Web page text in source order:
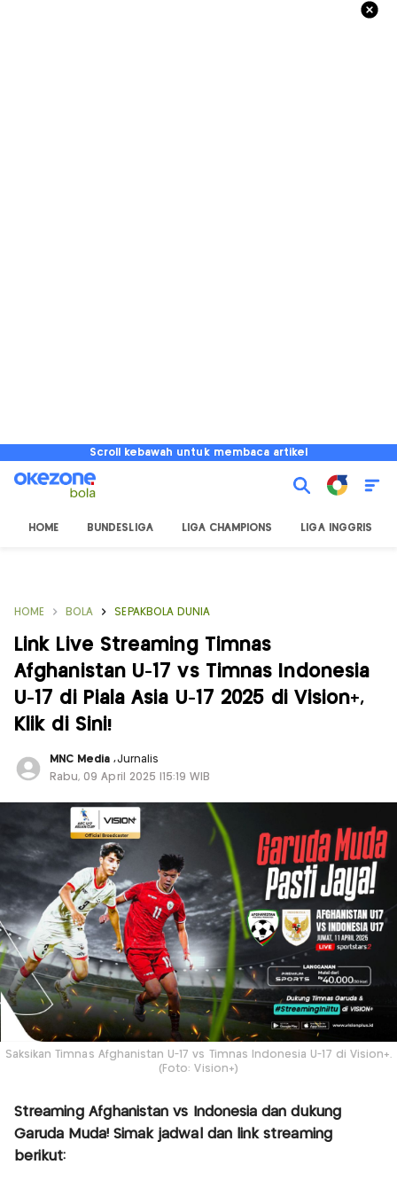
Scroll kebawah untuk membaca artikel
HOME BUNDESLIGA LIGA CHAMPIONS LIGA INGGRIS
HOME BOLA SEPAKBOLA DUNIA
Link Live Streaming Timnas
Afghanistan U-17 vs Timnas Indonesia
U-17 di Piala Asia U-17 2025 di Vision+,
Klik di Sini!
MNC Media,Jurnalis
Rabu, 09 April 2025 |15:19 WIB
Saksikan Timnas Afghanistan U-17 vs Timnas Indonesia U-17 di Vision+.
(Foto: Vision+)
Streaming Afghanistan vs Indonesia dan dukung
Garuda Muda! Simak jadwal dan link streaming
berikut: